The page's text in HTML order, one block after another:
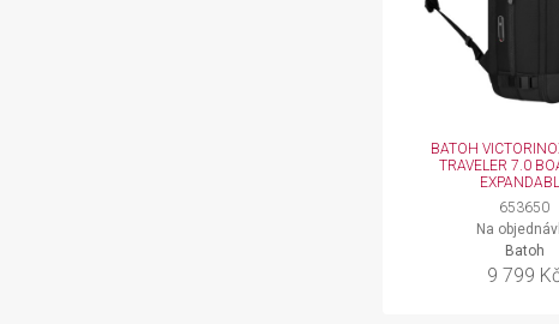
BATOH
TRAVELER 7.0
653650
Na
Batoh
9 799